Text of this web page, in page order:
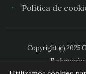
Política de
Copyright (c) 2025
Federación